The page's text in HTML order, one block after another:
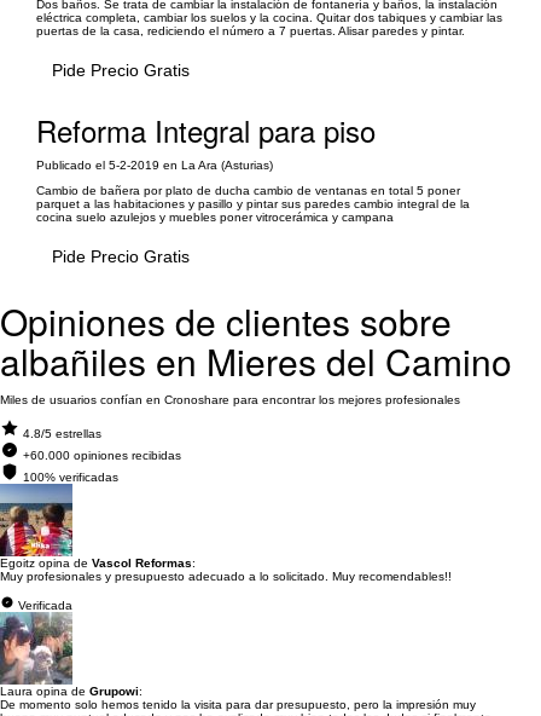
Dos baños. Se trata de cambiar la instalación de fontanería y baños, la instalación
eléctrica completa, cambiar los suelos y la cocina. Quitar dos tabiques y cambiar las
puertas de la casa, rediciendo el número a 7 puertas. Alisar paredes y pintar.
Pide Precio Gratis
Reforma Integral para piso
Publicado el 5-2-2019 en La Ara (Asturias)
Cambio de bañera por plato de ducha cambio de ventanas en total 5 poner
parquet a las habitaciones y pasillo y pintar sus paredes cambio integral de la
cocina suelo azulejos y muebles poner vitrocerámica y campana
Pide Precio Gratis
Opiniones de clientes sobre
albañiles en Mieres del Camino
Miles de usuarios confían en Cronoshare para encontrar los mejores profesionales
4.8/5 estrellas
+60.000 opiniones recibidas
100% verificadas
Egoitz opina de Vascol Reformas:
Muy profesionales y presupuesto adecuado a lo solicitado. Muy recomendables!!
Verificada
Laura opina de Grupowi:
De momento solo hemos tenido la visita para dar presupuesto, pero la impresión muy